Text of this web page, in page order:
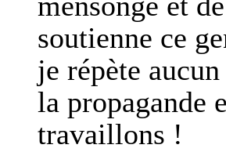
soutienne ce
je répète
la propagande
travaillons !